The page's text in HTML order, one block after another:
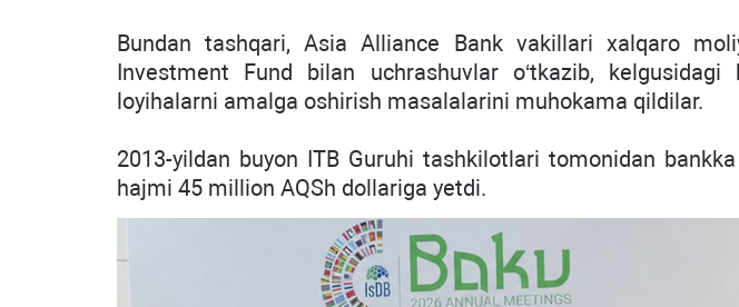
Bundan tashqari, Asia Alliance Bank vakillari xalqaro
Investment Fund bilan uchrashuvlar o‘tkazib,
loyihalarni amalga oshirish masalalarini muhokama qildilar.
2013-yildan buyon ITB Guruhi tashkilotlari tomonidan
hajmi 45 million AQSh dollariga yetdi.